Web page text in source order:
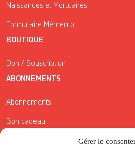
Gérer le
Naissances et Mortuaires
Formulaire Mémento
BOUTIQUE
Don / Souscription
ABONNEMENTS
Abonnements
Bon cadeau
Conditions générales de vente